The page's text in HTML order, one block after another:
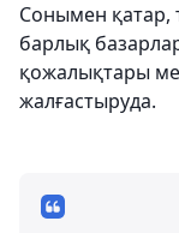
Сонымен қатар,
барлық
қожалықтары
жалғастыруда.